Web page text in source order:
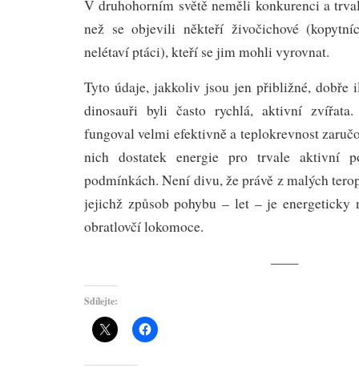
V druhohorním světě neměli konkurenci a
než se objevili někteří živočichové
nelétaví ptáci), kteří se jim mohli vyrovnat.
Tyto údaje, jakkoliv jsou jen přibližné, dobře
dinosauři byli často rychlá, aktivní zvířata.
fungoval velmi efektivně a teplokrevnost
nich dostatek energie pro trvale aktivní
podmínkách. Není divu, že právě z malých
jejichž způsob pohybu – let – je energeticky
obratlovčí lokomoce.
——
Sdílejte: